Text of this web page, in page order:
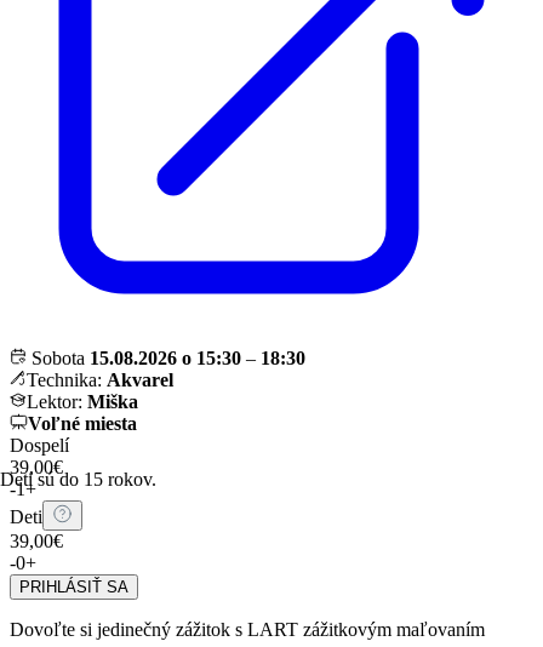
Sobota 15.08.2026 o 15:30 – 18:30
Technika: Akvarel
Lektor: Miška
Voľné miesta
Dospelí
39,00€
-1+
Deti
Deti sú do 15 rokov.
39,00€
-0+
PRIHLÁSIŤ SA
Dovoľte si jedinečný zážitok s LART zážitkovým maľovaním